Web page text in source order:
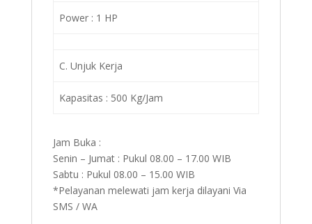
Power : 1 HP
C. Unjuk Kerja
Kapasitas : 500 Kg/Jam
Jam Buka :
Senin – Jumat : Pukul 08.00 – 17.00 WIB
Sabtu : Pukul 08.00 – 15.00 WIB
*Pelayanan melewati jam kerja dilayani Via
SMS / WA